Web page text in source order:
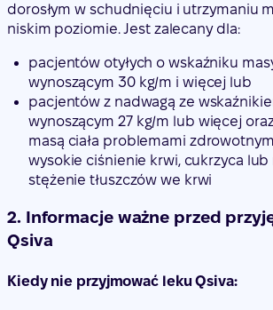
dorosłym w schudnięciu i utrzymaniu
niskim poziomie. Jest zalecany dla:
pacjentów otyłych o wskaźniku
wynoszącym 30 kg/m i więcej lub
pacjentów z nadwagą ze
wynoszącym 27 kg/m lub więcej
masą ciała problemami
wysokie ciśnienie krwi, cukrzyca
stężenie tłuszczów we krwi
2. Informacje ważne przed
Qsiva
Kiedy nie przyjmować leku Qsiva: